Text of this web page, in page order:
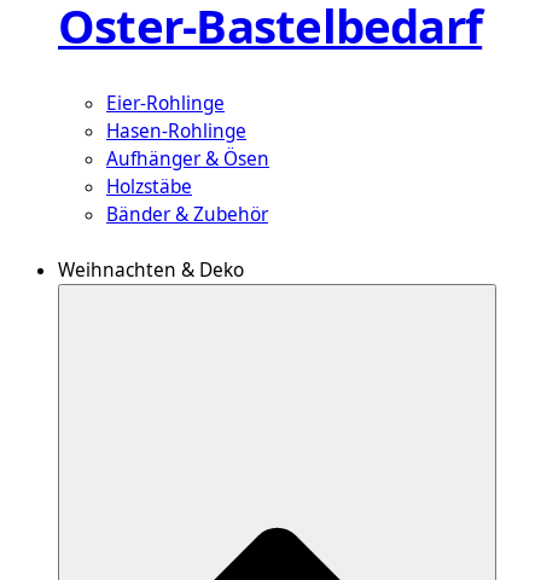
Oster-Bastelbedarf
Eier-Rohlinge
Hasen-Rohlinge
Aufhänger & Ösen
Holzstäbe
Bänder & Zubehör
Weihnachten & Deko